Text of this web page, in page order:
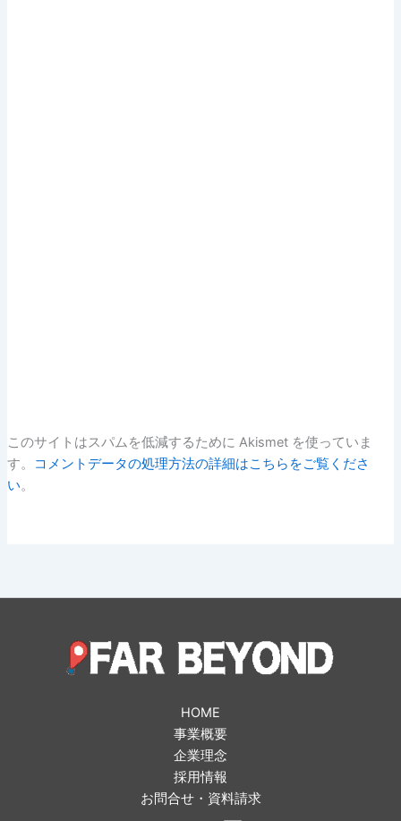
このサイトはスパムを低減するために Akismet を使っていま
す。
コメントデータの処理方法の詳細はこちらをご覧くださ
い。
HOME
事業概要
企業理念
採用情報
お問合せ・資料請求